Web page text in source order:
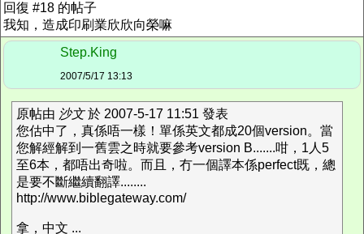
回復 #18 的帖子
我知，造成印刷業欣欣向榮嘛
Step.King
2007/5/17 13:13
原帖由 沙文於 2007-5-17 11:51 發表
您估中了，真係唔一樣！單係英文都成20個version。當
您解經解到一舊雲之時就要參考version B.......咁，1人5
至6本，都唔出奇啦。而且，冇一個譯本係perfect既，總
是要不斷繼續翻譯........
http://www.biblegateway.com/
拿，中文 ...